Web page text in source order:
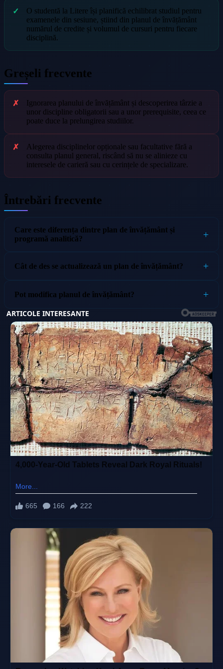
O studentă la Litere își planifică echilibrat studiul pentru
examenele din sesiune, știind din planul de învățământ
numărul de credite și volumul de cursuri pentru fiecare
disciplină.
Greșeli frecvente
Ignorarea planului de învățământ și descoperirea târzie a
unor discipline obligatorii sau a unor prerequisite, ceea ce
poate duce la prelungirea studiilor.
Alegerea disciplinelor opționale sau facultative fără a
consulta planul general, riscând să nu se alinieze cu
interesele de carieră sau cu cerințele de specializare.
Întrebări frecvente
Care este diferența dintre plan de învățământ și
programă analitică?
Cât de des se actualizează un plan de învățământ?
Pot modifica planul de învățământ?